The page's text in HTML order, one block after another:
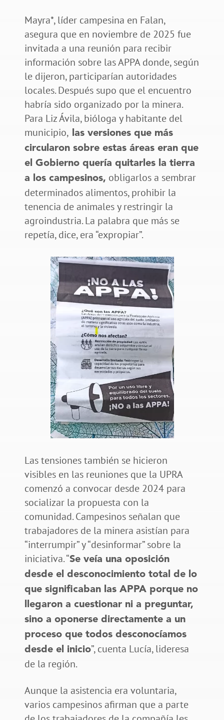
Mayra*, líder campesina en Falan,
asegura que en noviembre de 2025 fue
invitada a una reunión para recibir
información sobre las APPA donde, según
le dijeron, participarían autoridades
locales. Después supo que el encuentro
habría sido organizado por la minera.
Para Liz Ávila, bióloga y habitante del
municipio, las versiones que más
circularon sobre estas áreas eran que
el Gobierno quería quitarles la tierra
a los campesinos, obligarlos a sembrar
determinados alimentos, prohibir la
tenencia de animales y restringir la
agroindustria. La palabra que más se
repetía, dice, era “expropiar”.
Las tensiones también se hicieron
visibles en las reuniones que la UPRA
comenzó a convocar desde 2024 para
socializar la propuesta con la
comunidad. Campesinos señalan que
trabajadores de la minera asistían para
“interrumpir” y “desinformar” sobre la
iniciativa. “Se veía una oposición
desde el desconocimiento total de lo
que significaban las APPA porque no
llegaron a cuestionar ni a preguntar,
sino a oponerse directamente a un
proceso que todos desconocíamos
desde el inicio”, cuenta Lucía, lideresa
de la región.
Aunque la asistencia era voluntaria,
varios campesinos afirman que a parte